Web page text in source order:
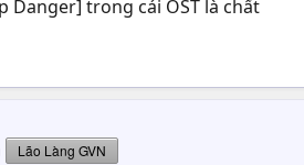
Danger] trong cái OST là chất
Lão Làng GVN